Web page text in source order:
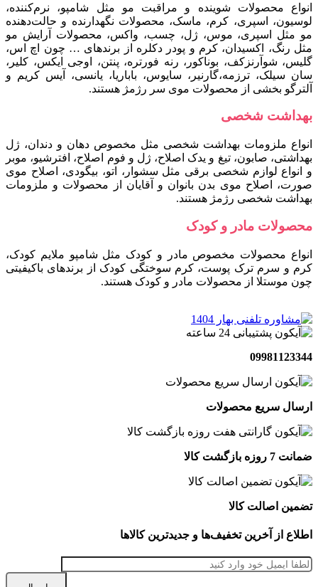
انواع محصولات شوینده و مراقبت مو مثل شامپو، نرم‌کننده،
لوسیون، اسپری، کرم، ماسک، محصولات نگهدارنده و حالت‌دهنده
مو مثل اسپری، موس، ژل، چسب، واکس، محصولات آرایش مو
مثل رنگ، اکسیدان، کرم و پودر دکلره از برندهای … چون اچ اس،
گلیس، شوآرنزکف، بوناکور، رنه فورتره، پنتن، اوجی ایکس، کلیر،
سان سیلک، ترزمه،گارنیر، سایوس، باباریا، یانسی، آیس کریم و
آلترگو بخشی از محصولات موی سر رژمژ هستند.
بهداشت شخصی
انواع ملزومات بهداشت شخصی مثل مخصوص دهان و دندان، ژل
بهداشتی، صابون، تیغ و یدک اصلاح، ژل و فوم اصلاح، افترشیو، موبر
و انواع لوازم شخصی برقی مثل سشوار، اتو، بیگودی، اصلاح موی
صورت، اصلاح موی بدن بانوان و آقایان از محصولات و ملزومات
بهداشت شخصی رژمژ هستند.
محصولات مادر و کودک
انواع محصولات مخصوص مادر و کودک مثل شامپو ملایم کودک،
کرم و سرم ترک پوست، کرم سوختگی کودک از برندهای باکیفیتی
چون موستلا از محصولات مادر و کودک هستند.
09981123344
ارسال سریع محصولات
ضمانت 7 روزه بازگشت کالا
تضمین اصالت کالا
اطلاع از آخرین تخفیف‌ها و جدیدترین کالاها